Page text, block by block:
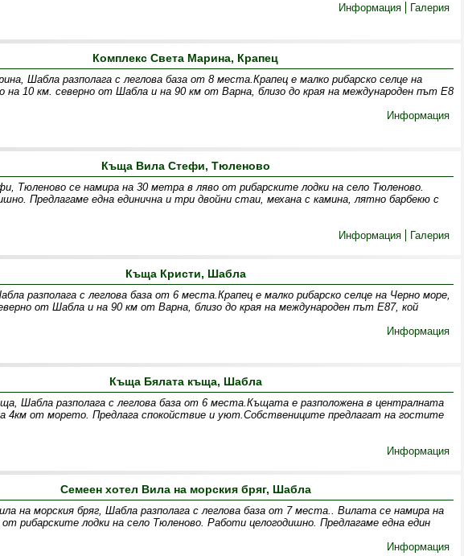
Информация
Галерия
Комплекс Света Марина, Крапец
Шабла разполага с леглова база от 8 места.Крапец е малко рибарско селце на
на 10 км. северно от Шабла и на 90 км от Варна, близо до края на международен път Е8
Информация
Къща Вила Стефи, Тюленово
Тюленово се намира на 30 метра в ляво от рибарските лодки на село Тюленово.
Предлагаме една единична и три двойни стаи, механа с камина, лятно барбекю с
Информация
Галерия
Къща Кристи, Шабла
разполага с леглова база от 6 места.Крапец е малко рибарско селце на Черно море,
от Шабла и на 90 км от Варна, близо до края на международен път Е87, кой
Информация
Къща Бялата къща, Шабла
Шабла разполага с леглова база от 6 места.Къщата е разположена в централната
4км от морето. Предлага спокойствие и уют.Собствениците предлагат на гостите
Информация
Семеен хотел Вила на морския бряг, Шабла
на морския бряг, Шабла разполага с леглова база от 7 места.. Вилата се намира на
рибарските лодки на село Тюленово. Работи целогодишно. Предлагаме една един
Информация